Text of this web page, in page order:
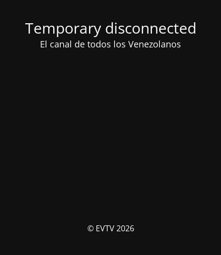
Temporary disconnected
El canal de todos los Venezolanos
© EVTV 2026